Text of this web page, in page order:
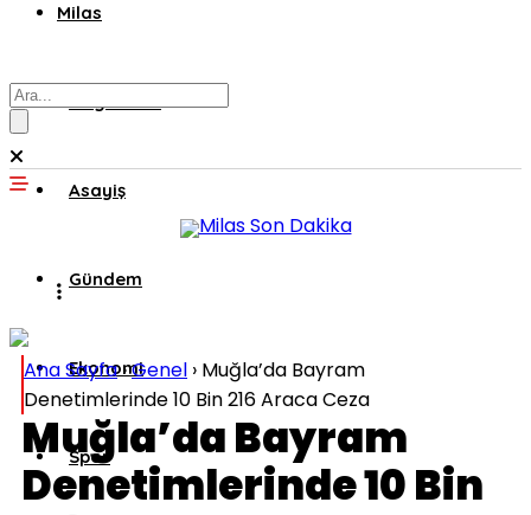
Milas
Muğla’dan
Asayiş
Gündem
Ekonomi
Spor
Ana Sayfa›Genel › Muğla’da Bayram
Denetimlerinde 10 Bin 216 Araca Ceza
Muğla’da Bayram
Denetimlerinde 10 Bin